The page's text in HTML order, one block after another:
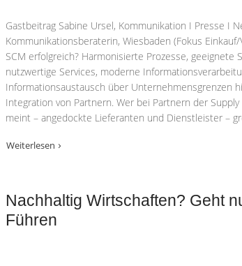
Gastbeitrag Sabine Ursel, Kommunikation I Presse I
Kommunikationsberaterin, Wiesbaden (Fokus
SCM erfolgreich? Harmonisierte Prozesse, geeignete
nutzwertige Services, moderne
Informationsaustausch über Unternehmensgrenzen
Integration von Partnern. Wer bei Partnern der
meint – angedockte Lieferanten und Dienstleister –
Weiterlesen
Nachhaltig Wirtschaften? Geht
Führen